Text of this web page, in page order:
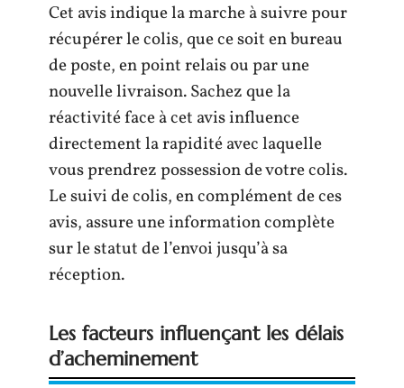
Cet avis indique la marche à suivre pour
récupérer le colis, que ce soit en bureau
de poste, en point relais ou par une
nouvelle livraison. Sachez que la
réactivité face à cet avis influence
directement la rapidité avec laquelle
vous prendrez possession de votre colis.
Le suivi de colis, en complément de ces
avis, assure une information complète
sur le statut de l’envoi jusqu’à sa
réception.
Les facteurs influençant les délais
d’acheminement